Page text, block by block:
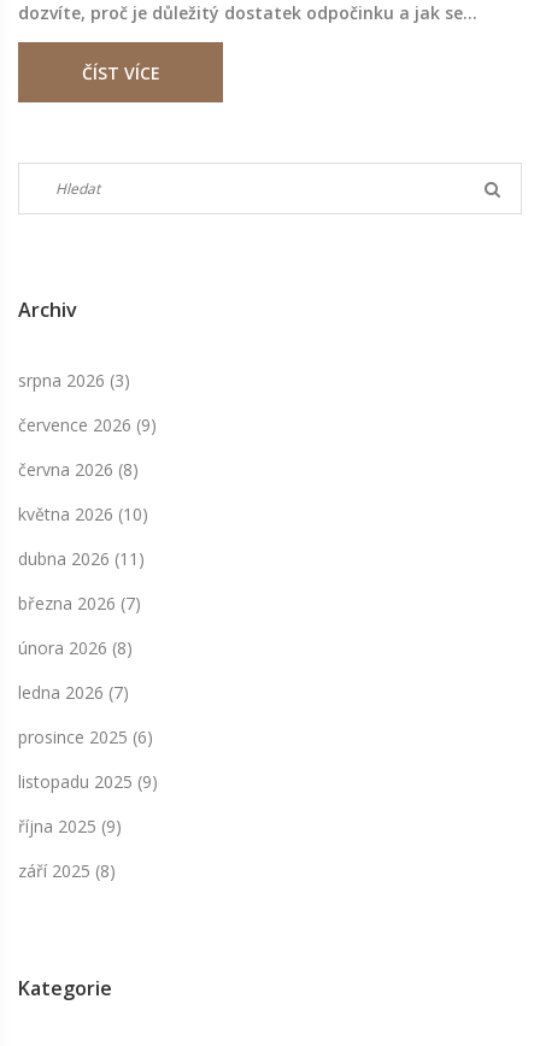
dozvíte, proč je důležitý dostatek odpočinku a jak se
vypořádat s diastázou. Konečně, prozkoumáme několik
přírodních metod, které vám pomohou na cestě k vaší
ČÍST VÍCE
Archiv
srpna 2026 (3)
července 2026 (9)
června 2026 (8)
května 2026 (10)
dubna 2026 (11)
března 2026 (7)
února 2026 (8)
ledna 2026 (7)
prosince 2025 (6)
listopadu 2025 (9)
října 2025 (9)
září 2025 (8)
Kategorie